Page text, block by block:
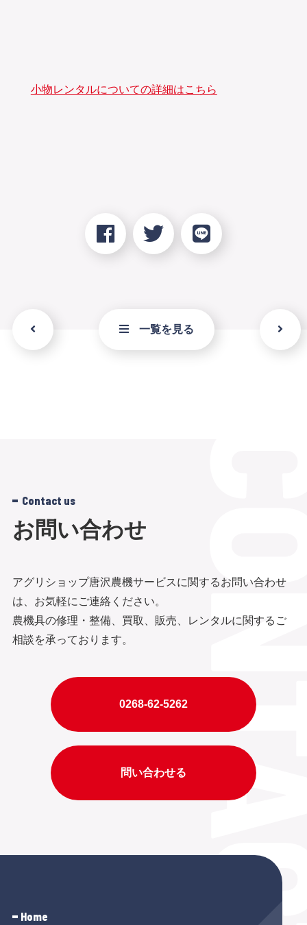
小物レンタルについての詳細はこちら
一覧を見る
Contact us
お問い合わせ
アグリショップ唐沢農機サービスに関するお問い合わせ
は、お気軽にご連絡ください。
農機具の修理・整備、買取、販売、レンタルに関するご
相談を承っております。
0268-62-5262
問い合わせる
Home